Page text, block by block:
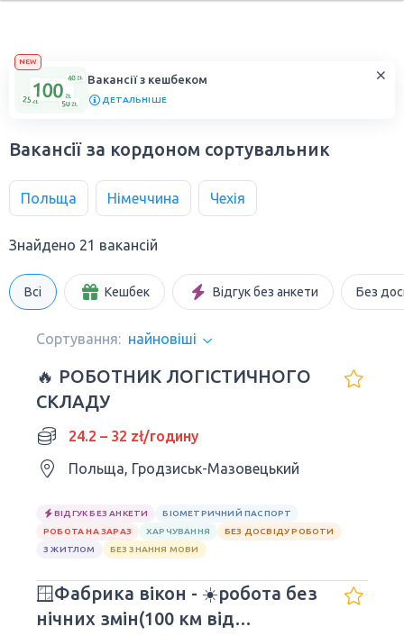
NEW
Вакансії з кешбеком
ДЕТАЛЬНІШЕ
Вакансії за кордоном сортувальник
Польща Німеччина Чехія
Знайдено 21 вакансій
Всі Кешбек Відгук без анкети Без
Сортування: найновіші
🔥 РОБОТНИК ЛОГІСТИЧНОГО
СКЛАДУ
24.2 – 32 zł/годину
Польща, Гродзиськ-Мазовецький
ВІДГУК БЕЗ АНКЕТИ
БІОМЕТРИЧНИЙ ПАСПОРТ
РОБОТА НА ЗАРАЗ
ХАРЧУВАННЯ
БЕЗ ДОСВІДУ РОБОТИ
З ЖИТЛОМ
БЕЗ ЗНАННЯ МОВИ
🪟Фабрика вікон - ☀️робота без
нічних змін(100 км від